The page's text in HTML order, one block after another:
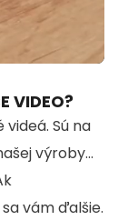
VIDEO?
Sú na
výroby...
vám ďalšie.